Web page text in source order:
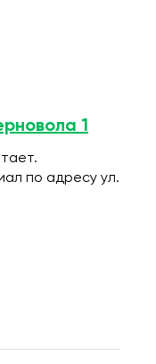
1
по адресу ул.